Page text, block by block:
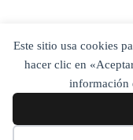
Este sitio usa cookies
hacer clic en
información